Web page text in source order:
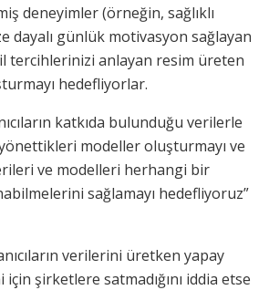
deneyimler (örneğin, sağlıklı
dayalı günlük motivasyon sağlayan
tercihlerinizi anlayan resim üreten
hedefliyorlar.
katkıda bulunduğu verilerle
modeller oluşturmayı ve
ve modelleri herhangi bir
sağlamayı hedefliyoruz”
verilerini üretken yapay
şirketlere satmadığını iddia etse